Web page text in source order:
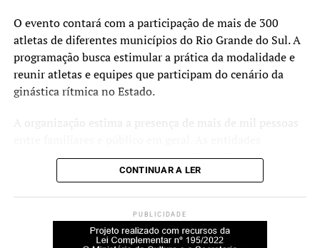
O evento contará com a participação de mais de 300
atletas de diferentes municípios do Rio Grande do Sul. A
programação busca estimular a prática da modalidade e
reunir atletas e equipes que participam do cenário da
ginástica rítmica no Estado.
A organização estima a presença de mais de mil pessoas
esportivas com as maiores pontuações ao final da
competição receberão troféus.
Oliveira, afirma que a realização do campeonato faz parte
das ações voltadas ao desenvolvimento esportivo no
CONTINUAR A LER
PUBLICIDADE